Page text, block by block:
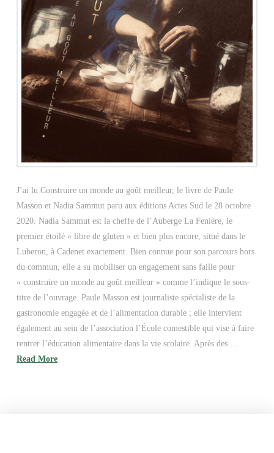
J’ai lu Construire un monde au goût meilleur, le livre de Paule
Masson et Nadia Sammut paru aux éditions Actes Sud le 28 octobre
2020. Nadia Sammut est la cheffe de l’Auberge La Fenière, le
premier étoilé « libre de gluten » et bien plus encore, situé dans le
Luberon, à Cadenet exactement. Bien connue pour son parcours hors
du commun, elle a su mobiliser un engagement sans faille pour
« construire un monde au goût meilleur » comme l’indique le sous-
titre de l’ouvrage. Paule Masson est journaliste spécialiste de la
gastronomie engagée et de l’alimentation durable ; elle intervient
également au sein de l’association l’École comestible qui vise à faire
rentrer l’éducation alimentaire dans la vie scolaire. Après des …
Read More